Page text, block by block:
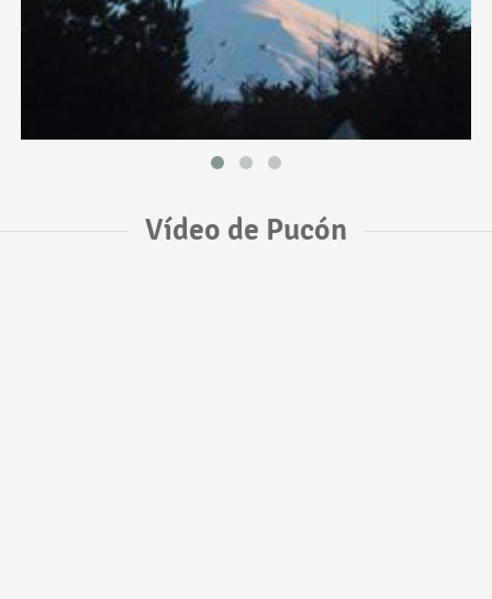
Vídeo de Pucón